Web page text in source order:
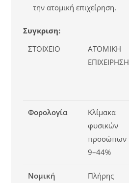
την ατομική επιχείρηση.
Συγκριση:
ΣΤΟΙΧΕΊΟ
ΑΤΟΜΙΚΉ
ΕΠΙΧΕΊΡΗΣΗ
Φορολογία
Κλίμακα
φυσικών
προσώπων
9–44%
Νομική
Πλήρης